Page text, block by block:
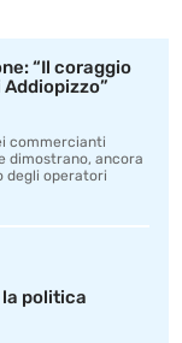
“Il coraggio
commercianti
dimostrano, ancora
degli operatori
la politica